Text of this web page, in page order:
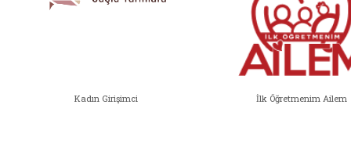
Kadın Girişimci İlk Öğretmenim Ailem